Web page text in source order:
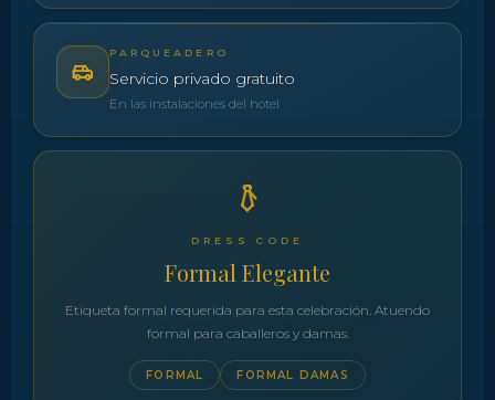
PARQUEADERO
Servicio privado gratuito
En las instalaciones del hotel
DRESS CODE
Formal Elegante
Etiqueta formal requerida para esta celebración. Atuendo
formal para caballeros y damas.
FORMAL FORMAL DAMAS